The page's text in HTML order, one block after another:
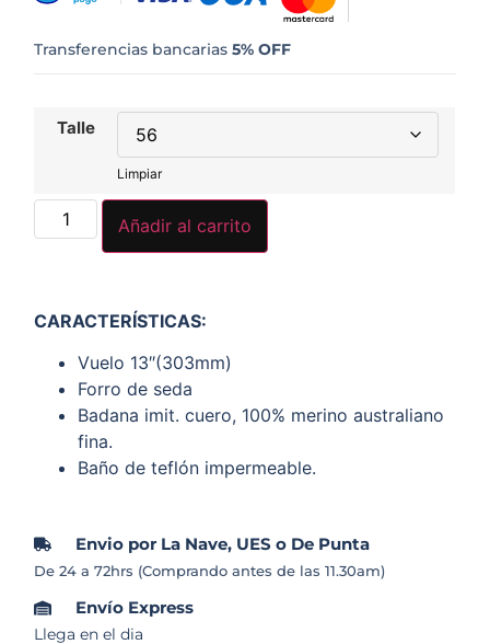
Transferencias bancarias5% OFF
Talle
Limpiar
Añadir al carrito
CARACTERÍSTICAS:
Vuelo 13″(303mm)
Forro de seda
Badana imit. cuero, 100% merino australiano
fina.
Baño de teflón impermeable.
Envio por La Nave, UES o De Punta
De 24 a 72hrs (Comprando antes de las 11.30am)
Envío Express
Llega en el dia